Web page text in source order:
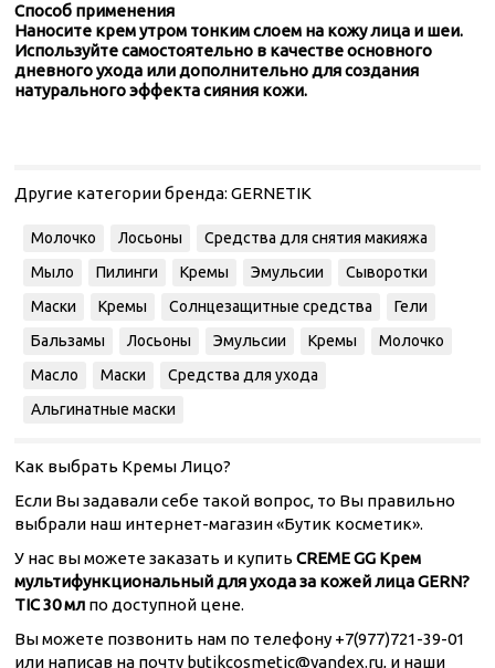
Способ применения
Наносите крем утром тонким слоем на кожу лица и шеи.
Используйте самостоятельно в качестве основного
дневного ухода или дополнительно для создания
натурального эффекта сияния кожи.
Другие категории бренда: GERNETIK
Молочко Лосьоны
Средства для снятия макияжа
Мыло
Пилинги Кремы Эмульсии
Сыворотки
Маски
Кремы Солнцезащитные средства
Гели
Бальзамы
Лосьоны Эмульсии Кремы
Молочко
Масло
Маски
Средства для ухода
Альгинатные маски
Как выбрать Кремы Лицо?
Если Вы задавали себе такой вопрос, то Вы правильно
выбрали наш интернет-магазин «Бутик косметик».
У нас вы можете заказать и купить CREME GG Крем
мультифункциональный для ухода за кожей лица GERN?
TIC 30 мл по доступной цене.
Вы можете позвонить нам по телефону +7(977)721-39-01
или написав на почту butikcosmetic@yandex.ru, и наши